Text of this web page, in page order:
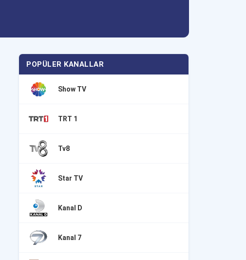
POPÜLER KANALLAR
Show TV
TRT 1
Tv8
Star TV
Kanal D
Kanal 7